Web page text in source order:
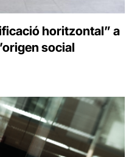
horitzontal” a
social